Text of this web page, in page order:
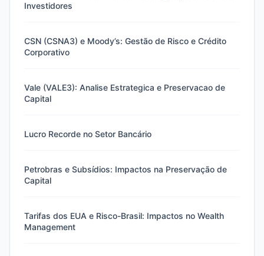
Investidores
CSN (CSNA3) e Moody’s: Gestão de Risco e Crédito
Corporativo
Vale (VALE3): Analise Estrategica e Preservacao de
Capital
Lucro Recorde no Setor Bancário
Petrobras e Subsídios: Impactos na Preservação de
Capital
Tarifas dos EUA e Risco-Brasil: Impactos no Wealth
Management